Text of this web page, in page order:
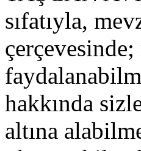
sıfatıyla,
hakkında
altına